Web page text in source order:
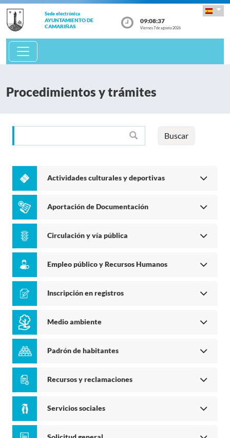
Sede electrónica
AYUNTAMIENTO DE
CAMARIÑAS
09:08:37
Viernes 7 de agosto 2026
Procedimientos y trámites
Buscar
Actividades culturales y deportivas
Aportación de Documentación
Circulación y vía pública
Empleo público y Recursos Humanos
Inscripción en registros
Medio ambiente
Padrón de habitantes
Recursos y reclamaciones
Servicios sociales